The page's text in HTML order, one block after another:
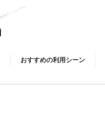
おすすめの利用シーン